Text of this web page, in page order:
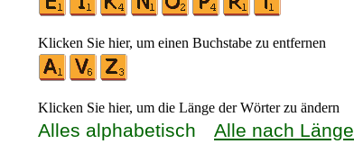
Klicken Sie hier, um einen Buchstabe zu entfernen
Klicken Sie hier, um die Länge der Wörter zu ändern
Alles alphabetisch Alle nach Länge